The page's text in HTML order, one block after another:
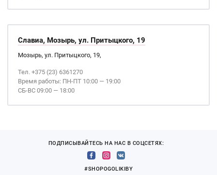
Славиа, Мозырь, ул. Притыцкого, 19
Мозырь, ул. Притыцкого, 19,
Тел. +375 (23) 6361270
Время работы: ПН-ПТ 10:00 — 19:00
СБ-ВС 09:00 — 18:00
ПОДПИСЫВАЙТЕСЬ НА НАС В СОЦСЕТЯХ:
#SHOPOGOLIKIBY